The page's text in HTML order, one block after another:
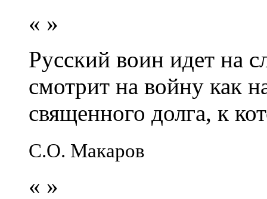
« »
Русский воин идет на
смотрит на войну как
священного долга, к
С.О. Макаров
« »